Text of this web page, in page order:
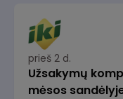
prieš 2 d.
Užsakymų
mėsos